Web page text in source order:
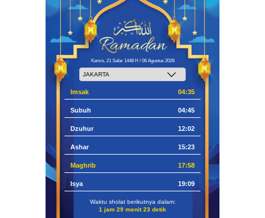
Kamis, 21 Safar 1448 H / 06 Agustus 2026
Imsak 04:35
Subuh 04:45
Dzuhur 12:02
Ashar 15:23
Maghrib 17:58
Isya 19:09
Waktu sholat berikutnya dalam:
1 jam 29 menit 22 detik